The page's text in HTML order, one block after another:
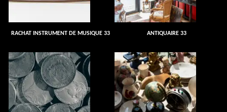
RACHAT INSTRUMENT DE MUSIQUE 33 ANTIQUAIRE 33